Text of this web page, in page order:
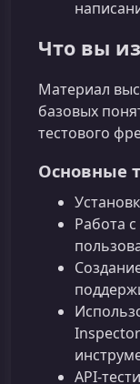
Что вы
Материал
базовых
тестового
Основные
Работа